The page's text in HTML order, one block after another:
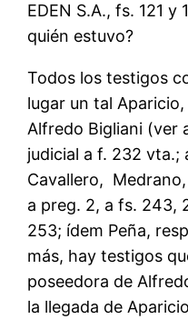
EDEN S.A., fs. 121
quién estuvo?
Todos los testigos
lugar un tal
Alfredo Bigliani (ver
judicial a f. 232 vta.;
Cavallero,
a preg. 2, a fs. 243,
253; ídem Peña,
más, hay testigos
poseedora de
la llegada de